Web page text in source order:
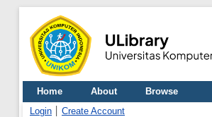
Home About
Browse
Login
Create Account